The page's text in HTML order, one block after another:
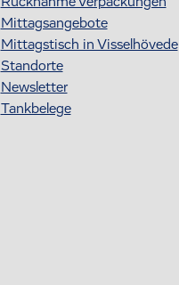
Mittagsangebote
Mittagstisch in Visselhövede
Standorte
Newsletter
Tankbelege